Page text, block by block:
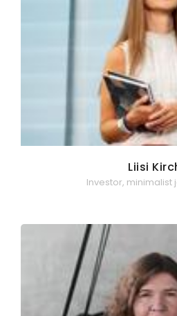
Liisi
Investor, minimalist